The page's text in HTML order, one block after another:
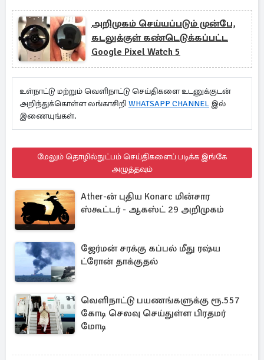
அறிமுகம் செய்யப்படும் முன்பே,
கடலுக்குள் கண்டெடுக்கப்பட்ட
Google Pixel Watch 5
உள்நாட்டு மற்றும் வெளிநாட்டு செய்திகளை உடனுக்குடன்
அறிந்துக்கொள்ள லங்காசிறி WHATSAPP CHANNEL இல்
இணையுங்கள்.
மேலும் தொழில்நுட்பம் செய்திகளைப் படிக்க இங்கே
அழுத்தவும்
Ather-ன் புதிய Konarc மின்சார
ஸ்கூட்டர் - ஆகஸ்ட் 29 அறிமுகம்
ஜேர்மன் சரக்கு கப்பல் மீது ரஷ்ய
ட்ரோன் தாக்குதல்
வெளிநாட்டு பயணங்களுக்கு ரூ.557
கோடி செலவு செய்துள்ள பிரதமர்
மோடி